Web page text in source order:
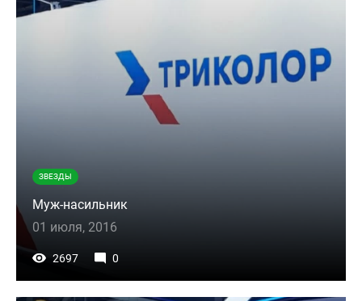
ЗВЕЗДЫ
Муж-насильник
01 июля, 2016
2697 0